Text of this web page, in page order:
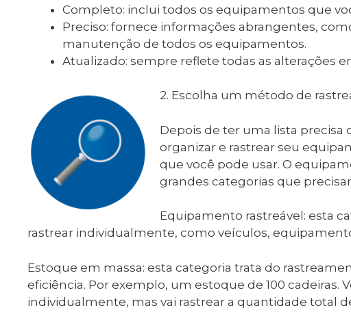
Completo: inclui todos os equipamentos que
Preciso: fornece informações abrangentes,
manutenção de todos os equipamentos.
Atualizado: sempre reflete todas as alterações
2. Escolha um método de
Depois de ter uma lista precisa
organizar e rastrear seu
que você pode usar. O
grandes categorias que
Equipamento rastreável: esta
rastrear individualmente, como veículos,
Estoque em massa: esta categoria trata do
eficiência. Por exemplo, um estoque de 100 cadeiras.
individualmente, mas vai rastrear a quantidade total